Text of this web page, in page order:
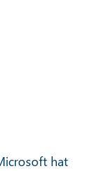
hat